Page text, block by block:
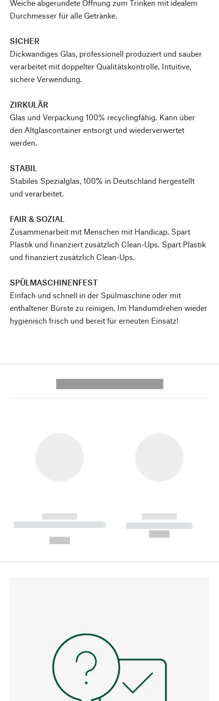
Weiche abgerundete Öffnung zum Trinken mit idealem
Durchmesser für alle Getränke.
SICHER
Dickwandiges Glas, professionell produziert und sauber
verarbeitet mit doppelter Qualitätskontrolle. Intuitive,
sichere Verwendung.
ZIRKULÄR
Glas und Verpackung 100% recyclingfähig. Kann über
den Altglascontainer entsorgt und wiederverwertet
werden.
STABIL
Stabiles Spezialglas, 100% in Deutschland hergestellt
und verarbeitet.
FAIR & SOZIAL
Zusammenarbeit mit Menschen mit Handicap. Spart
Plastik und finanziert zusätzlich Clean-Ups. Spart Plastik
und finanziert zusätzlich Clean-Ups.
SPÜLMASCHINENFEST
Einfach und schnell in der Spülmaschine oder mit
enthaltener Bürste zu reinigen. Im Handumdrehen wieder
hygienisch frisch und bereit für erneuten Einsatz!
------------
----------- ----------- --------
------------
----------- -----------